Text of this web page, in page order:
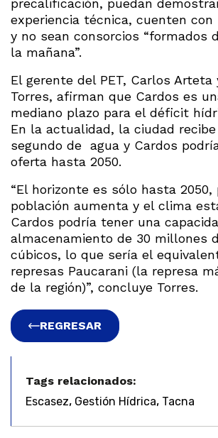
experiencia técnica, cuenten
y no sean consorcios “formados
la mañana”.
El gerente del PET, Carlos Arteta
Torres, afirman que Cardos es
mediano plazo para el déficit
En la actualidad, la ciudad
segundo de agua y Cardos
oferta hasta 2050.
“El horizonte es sólo hasta 2050,
población aumenta y el clima
Cardos podría tener una
almacenamiento de 30 millones
cúbicos, lo que sería el
represas Paucarani (la represa
de la región)”, concluye Torres.
REGRESAR
Tags relacionados:
Escasez, Gestión Hídrica, Tacna